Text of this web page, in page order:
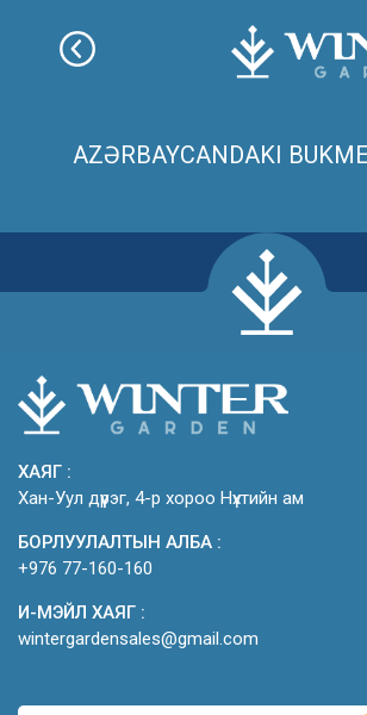
AZƏRBAYCANDAKI
ХАЯГ :
Хан-Уул дүүрэг, 4-р хороо Нүхтийн ам
БОРЛУУЛАЛТЫН АЛБА :
+976 77-160-160
И-МЭЙЛ ХАЯГ :
wintergardensales@gmail.com